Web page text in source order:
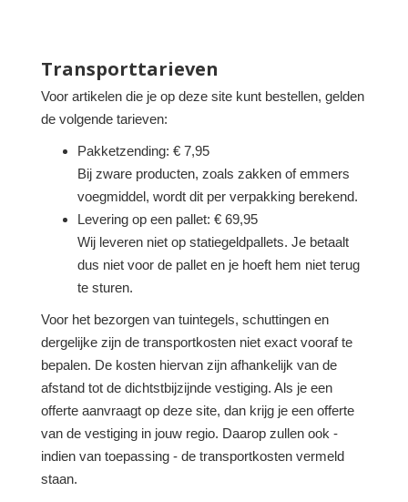
Transporttarieven
Voor artikelen die je op deze site kunt bestellen, gelden
de volgende tarieven:
Pakketzending: € 7,95
Bij zware producten, zoals zakken of emmers
voegmiddel, wordt dit per verpakking berekend.
Levering op een pallet: € 69,95
Wij leveren niet op statiegeldpallets. Je betaalt
dus niet voor de pallet en je hoeft hem niet terug
te sturen.
Voor het bezorgen van tuintegels, schuttingen en
dergelijke zijn de transportkosten niet exact vooraf te
bepalen. De kosten hiervan zijn afhankelijk van de
afstand tot de dichtstbijzijnde vestiging. Als je een
offerte aanvraagt op deze site, dan krijg je een offerte
van de vestiging in jouw regio. Daarop zullen ook -
indien van toepassing - de transportkosten vermeld
staan.